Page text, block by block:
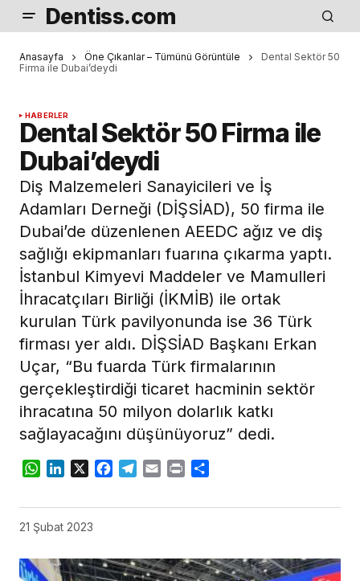
Dentiss.com
Anasayfa Öne Çıkanlar – Tümünü Görüntüle
Dental Sektör 50
Firma ile Dubai’deydi
HABERLER
Dental Sektör 50 Firma ile
Dubai’deydi
Diş Malzemeleri Sanayicileri ve İş
Adamları Derneği (DİŞSİAD), 50 firma ile
Dubai’de düzenlenen AEEDC ağız ve diş
sağlığı ekipmanları fuarına çıkarma yaptı.
İstanbul Kimyevi Maddeler ve Mamulleri
İhracatçıları Birliği (İKMİB) ile ortak
kurulan Türk pavilyonunda ise 36 Türk
firması yer aldı. DİŞSİAD Başkanı Erkan
Uçar, “Bu fuarda Türk firmalarının
gerçekleştirdiği ticaret hacminin sektör
ihracatına 50 milyon dolarlık katkı
sağlayacağını düşünüyoruz” dedi.
WhatsApp
LinkedIn
X Facebook
Telegram
Email Print
21 Şubat 2023